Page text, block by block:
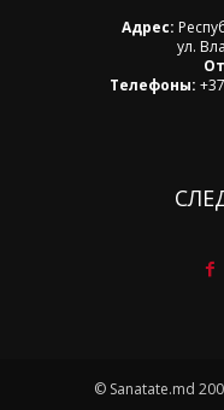
Адрес:
ул.
Телефоны:
© Sanatate.md